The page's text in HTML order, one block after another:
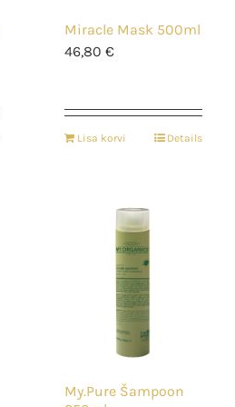
Miracle Mask 500ml
46,80 €
Lisa korvi Details
My.Pure Šampoon